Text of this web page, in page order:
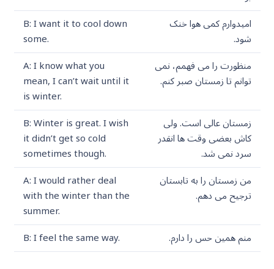
امیدوارم کمی هوا خنک
شود.
B: I want it to cool down
some.
منظورت را می فهمم، نمی
توانم تا زمستان صبر کنم.
A: I know what you
mean, I can’t wait until it
is winter.
زمستان عالی است. ولی
کاش بعضی وقت ها انقدر
سرد نمی شد.
B: Winter is great. I wish
it didn’t get so cold
sometimes though.
من زمستان را به تابستان
ترجیح می دهم.
A: I would rather deal
with the winter than the
summer.
منم همین حس را دارم.
B: I feel the same way.